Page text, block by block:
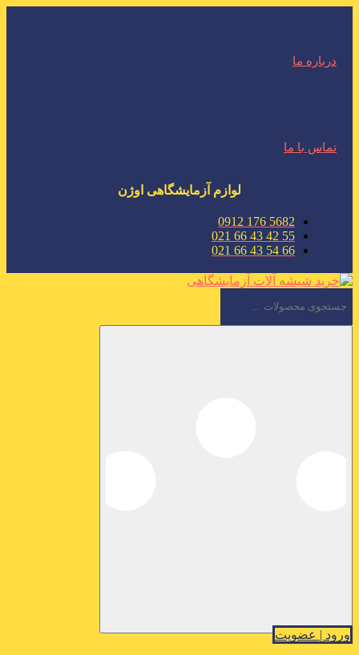
درباره ما
تماس با ما
لوازم آزمایشگاهی اوژن
5682 176 0912
55 42 43 66 021
66 54 43 66 021
ورود | عضویت